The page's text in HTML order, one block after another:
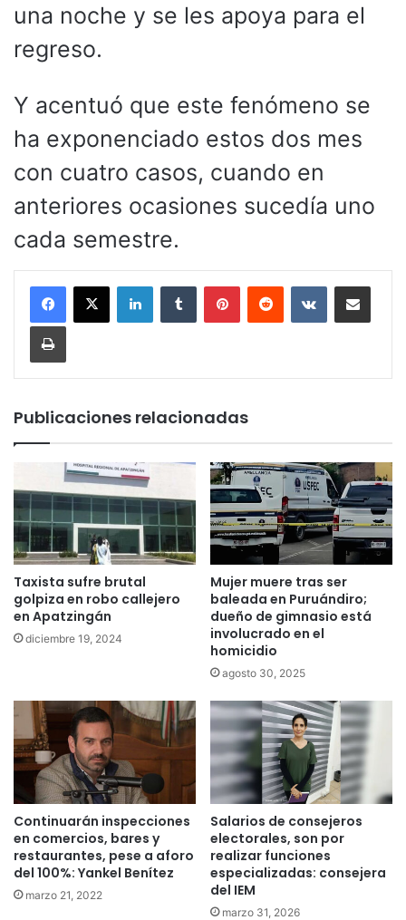
una noche y se les apoya para el
regreso.
Y acentuó que este fenómeno se
ha exponenciado estos dos mes
con cuatro casos, cuando en
anteriores ocasiones sucedía uno
cada semestre.
LinkedInTumblr PinterestReddit VKontakteCompartir por
Imprimir
Publicaciones relacionadas
Taxista sufre brutal
golpiza en robo callejero
en Apatzingán
diciembre 19, 2024
Mujer muere tras ser
baleada en Puruándiro;
dueño de gimnasio está
involucrado en el
homicidio
agosto 30, 2025
Continuarán inspecciones
en comercios, bares y
restaurantes, pese a aforo
del 100%: Yankel Benítez
marzo 21, 2022
Salarios de consejeros
electorales, son por
realizar funciones
especializadas: consejera
del IEM
marzo 31, 2026